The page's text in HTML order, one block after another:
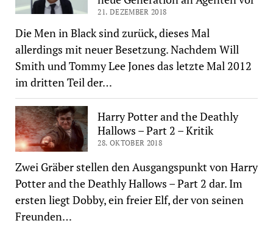
21. DEZEMBER 2018
Die Men in Black sind zurück, dieses Mal
allerdings mit neuer Besetzung. Nachdem Will
Smith und Tommy Lee Jones das letzte Mal 2012
im dritten Teil der…
Harry Potter and the Deathly
Hallows – Part 2 – Kritik
28. OKTOBER 2018
Zwei Gräber stellen den Ausgangspunkt von Harry
Potter and the Deathly Hallows – Part 2 dar. Im
ersten liegt Dobby, ein freier Elf, der von seinen
Freunden…